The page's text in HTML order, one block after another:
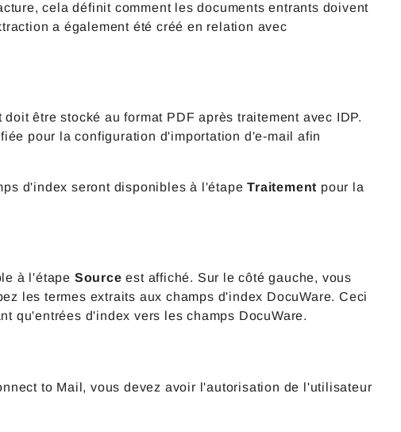
cela définit comment les documents entrants doivent
a également été créé en relation avec
être stocké au format PDF après traitement avec IDP.
pour la configuration d'importation d'e-mail afin
d'index seront disponibles à l'étapeTraitement pour la
à l'étape Source est affiché. Sur le côté gauche, vous
les termes extraits aux champs d'index DocuWare. Ceci
qu'entrées d'index vers les champs DocuWare.
to Mail, vous devez avoir l'autorisation de l'utilisateur